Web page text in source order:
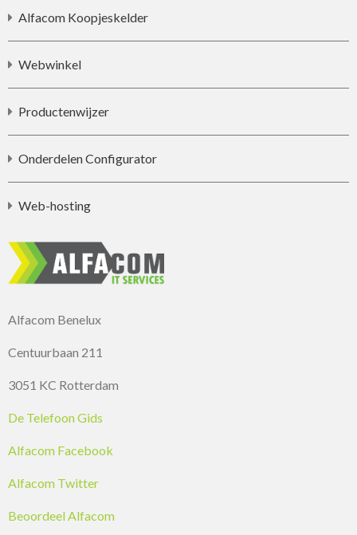
Alfacom Koopjeskelder
Webwinkel
Productenwijzer
Onderdelen Configurator
Web-hosting
Alfacom Benelux
Centuurbaan 211
3051 KC Rotterdam
De Telefoon Gids
Alfacom Facebook
Alfacom Twitter
Beoordeel Alfacom